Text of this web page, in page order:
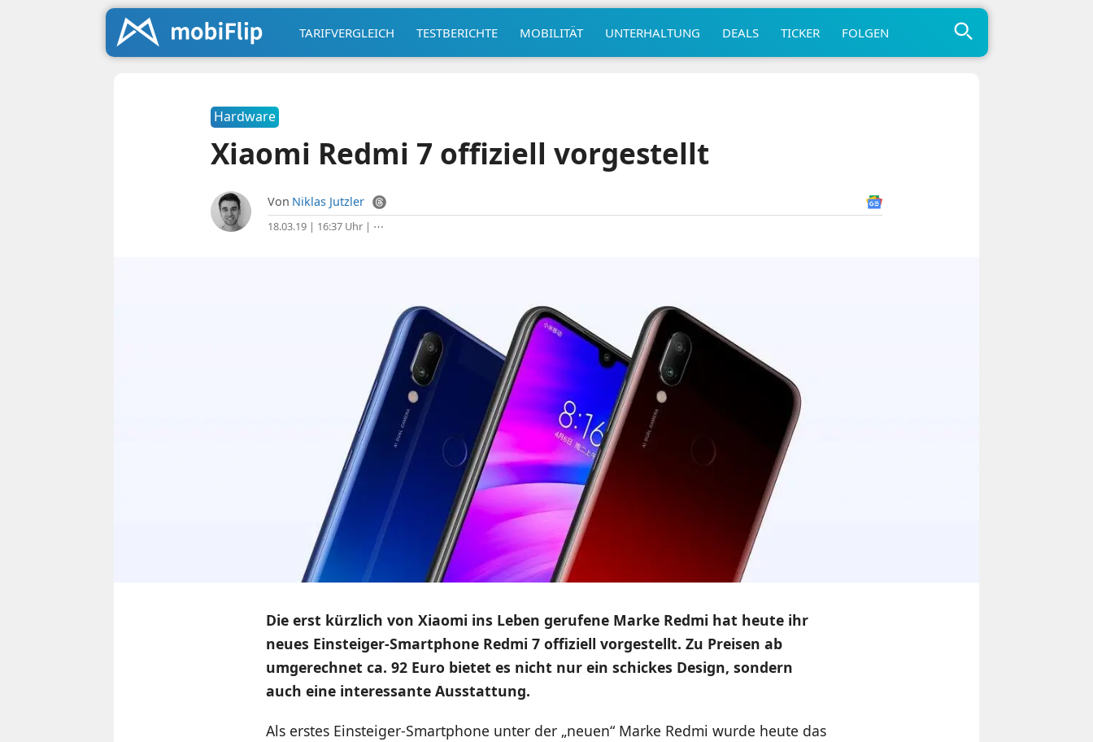
TARIFVERGLEICH TESTBERICHTE MOBILITÄT UNTERHALTUNG DEALS TICKER FOLGEN
Hardware
Xiaomi Redmi 7 offiziell vorgestellt
Von Niklas Jutzler
18.03.19 | 16:37 Uhr| ⋯
Die erst kürzlich von Xiaomi ins Leben gerufene Marke Redmi hat heute ihr
neues Einsteiger-Smartphone Redmi 7 offiziell vorgestellt. Zu Preisen ab
umgerechnet ca. 92 Euro bietet es nicht nur ein schickes Design, sondern
auch eine interessante Ausstattung.
Als erstes Einsteiger-Smartphone unter der „neuen“ Marke Redmi wurde heute das